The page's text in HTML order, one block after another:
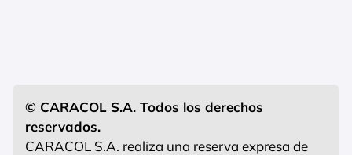
© CARACOL S.A. Todos los derechos
reservados.
CARACOL S.A. realiza una reserva expresa de